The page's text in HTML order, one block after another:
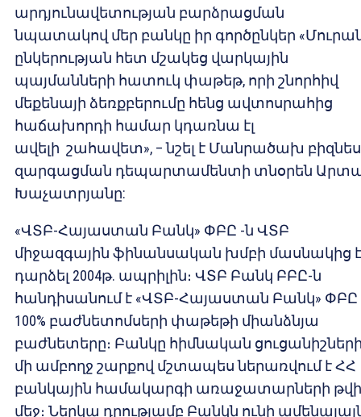
արդյունավետության բարձրացման
նպատակով մեր բանկը իր գործընկեր
ընկերության հետ մշակեց վարկային
պայմանների հատուկ փաթեթ, որի շնորհիվ
մեքենայի ձեռքբերումը հենց ավտոսրահից
հաճախորդի համար կդառնա էլ
ավելի շահավետ», – նշել է Մանրածախ
զարգացման դեպարտամենտի տնօրեն
Խաչատրյանը:
«ՎՏԲ-Հայաստան Բանկ» ՓԲԸ -ն ՎՏԲ
միջազգային ֆինանսական խմբի մասնակից է
դարձել 2004թ. ապրիլին։ ՎՏԲ Բանկ ԲԲԸ-ն
հանդիսանում է «ՎՏԲ-Հայաստան Բանկ» ՓԲԸ
100% բաժնետոմսերի փաթեթի միանձնյա
բաժնետերը։ Բանկը հիմնական
մի ամբողջ շարքով մշտապես ներառվում է ՀՀ
բանկային համակարգի առաջատարների թվի
մեջ։ Ներկա դրությամբ Բանկն ունի